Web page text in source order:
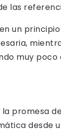
las
un
muy
promesa
desde